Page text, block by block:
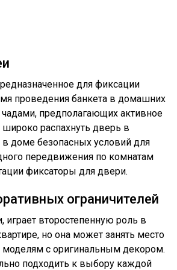
для фиксации
проведения банкета в домашних
предполагающих активное
распахнуть дверь в
в доме безопасных условий для
передвижения по комнатам
фиксаторы для двери.
ограничителей
играет второстепенную роль в
но она может занять место
моделям с оригинальным декором.
подходить к выбору каждой